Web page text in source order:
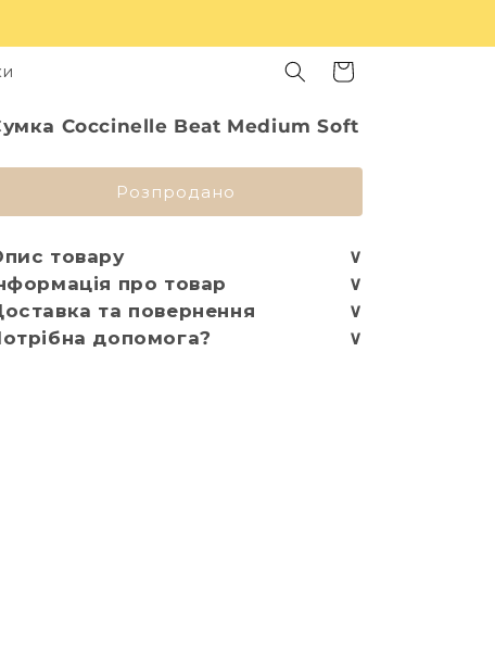
Кошик
Coccinelle Beat Medium Soft
Розпродано
товару
∨
про товар
∨
та повернення
∨
допомога?
∨